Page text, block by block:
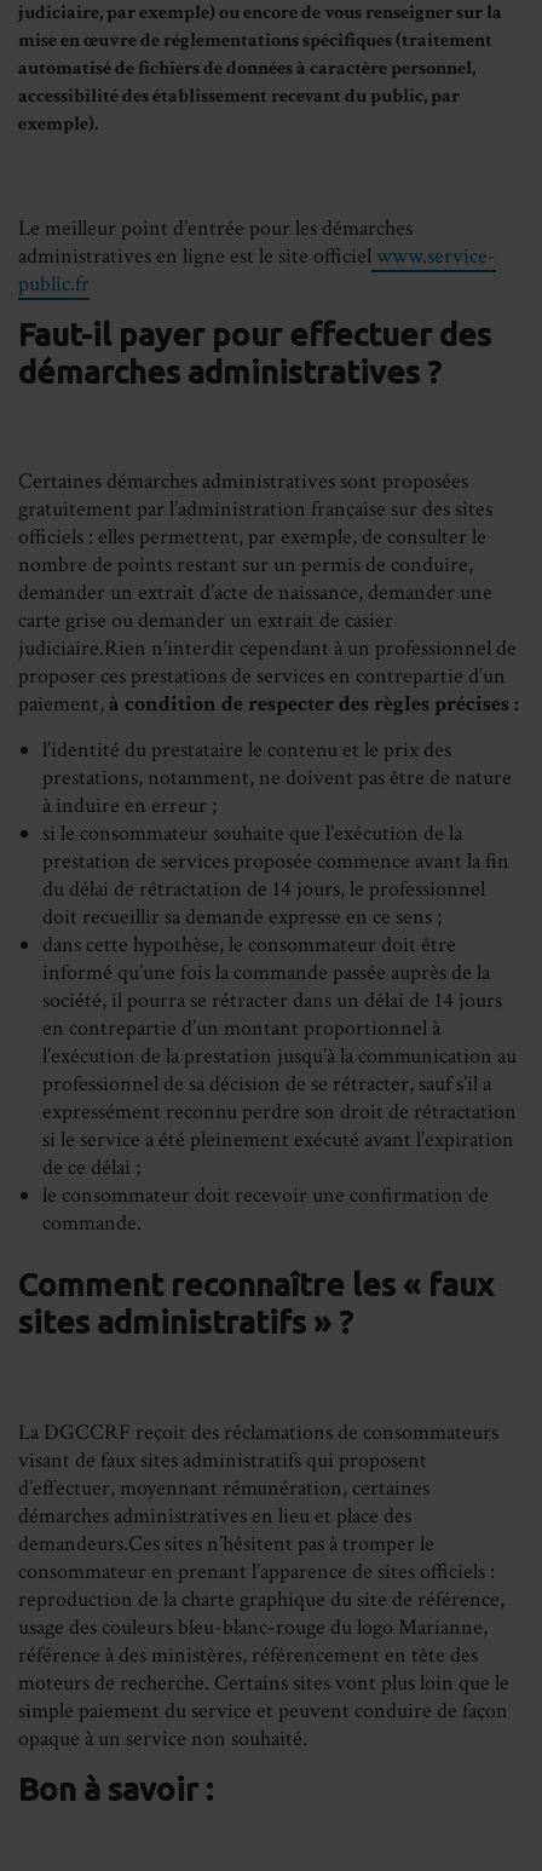
judiciaire, par exemple) ou encore de vous renseigner sur la
mise en œuvre de réglementations spécifiques (traitement
automatisé de fichiers de données à caractère personnel,
accessibilité des établissement recevant du public, par
exemple).
Le meilleur point d’entrée pour les démarches
administratives en ligne est le site officielwww.service-
public.fr
Faut-il payer pour effectuer des
démarches administratives ?
Certaines démarches administratives sont proposées
gratuitement par l’administration française sur des sites
officiels : elles permettent, par exemple, de consulter le
nombre de points restant sur un permis de conduire,
demander un extrait d’acte de naissance, demander une
carte grise ou demander un extrait de casier
judiciaire.Rien n’interdit cependant à un professionnel de
proposer ces prestations de services en contrepartie d’un
paiement, à condition de respecter des règles précises :
l’identité du prestataire le contenu et le prix des
prestations, notamment, ne doivent pas être de nature
à induire en erreur ;
si le consommateur souhaite que l’exécution de la
prestation de services proposée commence avant la fin
du délai de rétractation de 14 jours, le professionnel
doit recueillir sa demande expresse en ce sens ;
dans cette hypothèse, le consommateur doit être
informé qu’une fois la commande passée auprès de la
société, il pourra se rétracter dans un délai de 14 jours
en contrepartie d’un montant proportionnel à
l’exécution de la prestation jusqu’à la communication au
professionnel de sa décision de se rétracter, sauf s’il a
expressément reconnu perdre son droit de rétractation
si le service a été pleinement exécuté avant l’expiration
de ce délai ;
le consommateur doit recevoir une confirmation de
commande.
Comment reconnaître les « faux
sites administratifs » ?
La DGCCRF reçoit des réclamations de consommateurs
visant de faux sites administratifs qui proposent
d’effectuer, moyennant rémunération, certaines
démarches administratives en lieu et place des
demandeurs.Ces sites n’hésitent pas à tromper le
consommateur en prenant l’apparence de sites officiels :
reproduction de la charte graphique du site de référence,
usage des couleurs bleu-blanc-rouge du logo Marianne,
référence à des ministères, référencement en tête des
moteurs de recherche. Certains sites vont plus loin que le
simple paiement du service et peuvent conduire de façon
opaque à un service non souhaité.
Bon à savoir :